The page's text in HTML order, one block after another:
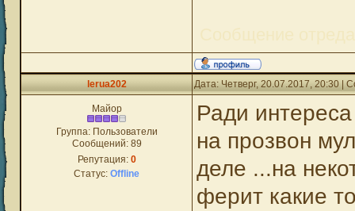
lerua202 Дата: Четверг, 20.07.2017, 20:30 |
Майор
Группа: Пользователи
Сообщений: 89
Репутация: 0
Статус: Offline
Ради
на прозвон
деле ...на
ферит какие